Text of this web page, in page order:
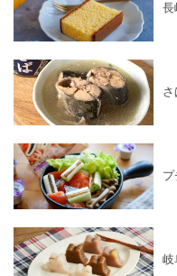
長
プ
岐